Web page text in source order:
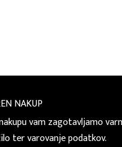
NAKUP
vam zagotavljamo
ter varovanje podatkov.